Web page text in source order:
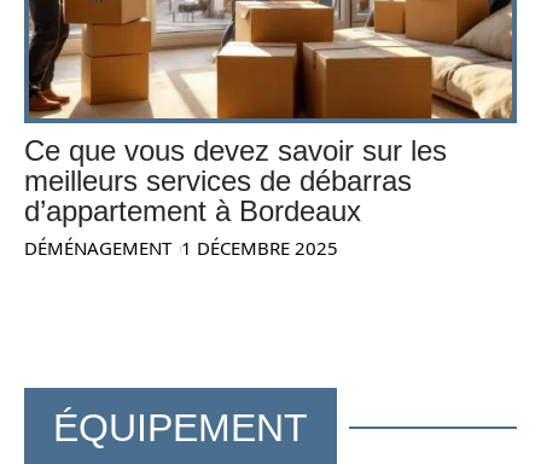
Ce que vous devez savoir sur les
meilleurs services de débarras
d’appartement à Bordeaux
DÉMÉNAGEMENT 1 DÉCEMBRE 2025
ÉQUIPEMENT